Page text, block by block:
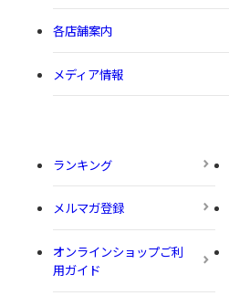
各店舗案内
メディア情報
ランキング
メルマガ登録
オンラインショップご利
用ガイド